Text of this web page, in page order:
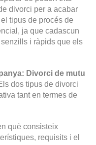
divorci per a acabar
tipus de procés de
ja que cadascun
i ràpids que els
Divorci de mutu
dos tipus de divorci
tant en termes de
què consisteix
requisits i el